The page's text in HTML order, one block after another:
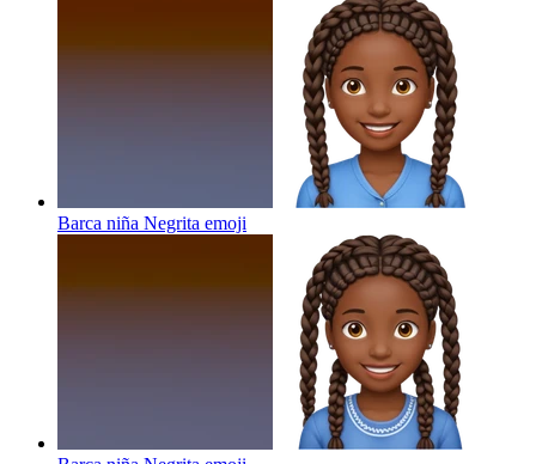
Barca niña Negrita emoji